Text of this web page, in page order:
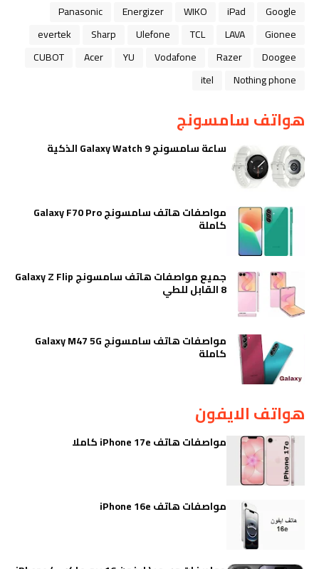
Google
iPad
WIKO
Energizer
Panasonic
Gionee
LAVA
TCL
Ulefone
Sharp
evertek
Doogee
Razer
Vodafone
YU
Acer
CUBOT
Nothing phone
itel
هواتف سامسونج
ساعة سامسونج Galaxy Watch 9 الذكية
مواصفات هاتف سامسونج Galaxy F70 Pro
كاملة
جميع مواصفات هاتف سامسونج Galaxy Z Flip
8 القابل للطي
مواصفات هاتف سامسونج Galaxy M47 5G
كاملة
هواتف الايفون
مواصفات هاتف iPhone 17e كاملا
مواصفات هاتف iPhone 16e